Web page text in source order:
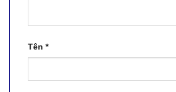
Tên *